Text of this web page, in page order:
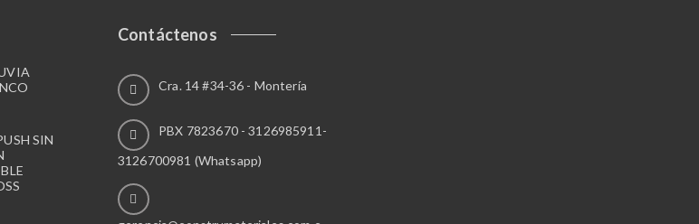
SIN
Contáctenos
Cra. 14 #34-36 - Montería
PBX 7823670 - 3126985911-
3126700981 (Whatsapp)